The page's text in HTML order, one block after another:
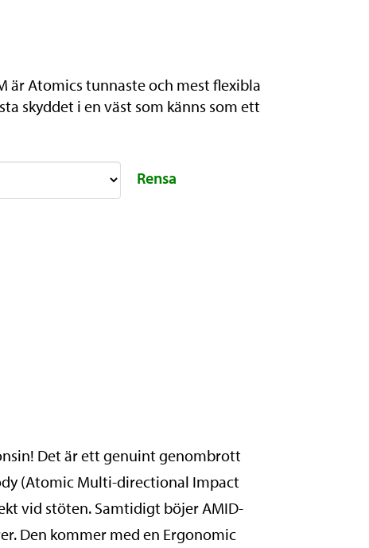
är Atomics tunnaste och mest flexibla
skyddet i en väst som känns som ett
Rensa
Det är ett genuint genombrott
(Atomic Multi-directional Impact
vid stöten. Samtidigt böjer AMID-
Den kommer med en Ergonomic